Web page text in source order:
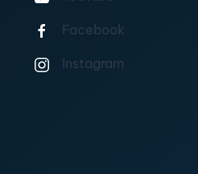
Facebook
Instagram